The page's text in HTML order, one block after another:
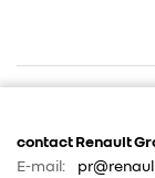
contact Renault
E-mail: